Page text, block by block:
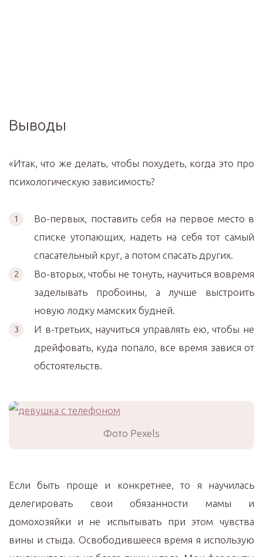
Выводы
«Итак, что же делать, чтобы похудеть, когда это про
психологическую зависимость?
Во-первых, поставить себя на первое место в
списке утопающих, надеть на себя тот самый
спасательный круг, а потом спасать других.
Во-вторых, чтобы не тонуть, научиться вовремя
заделывать пробоины, а лучше выстроить
новую лодку мамских будней.
И в-третьих, научиться управлять ею, чтобы не
дрейфовать, куда попало, все время завися от
обстоятельств.
Фото Pexels
Если быть проще и конкретнее, то я научилась
делегировать свои обязанности мамы и
домохозяйки и не испытывать при этом чувства
вины и стыда. Освободившееся время я использую